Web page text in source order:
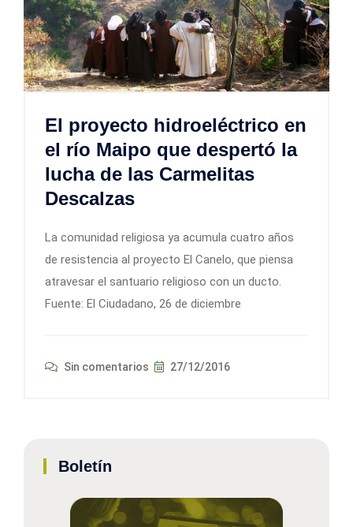
El proyecto hidroeléctrico en
el río Maipo que despertó la
lucha de las Carmelitas
Descalzas
La comunidad religiosa ya acumula cuatro años
de resistencia al proyecto El Canelo, que piensa
atravesar el santuario religioso con un ducto.
Fuente: El Ciudadano, 26 de diciembre
Sin comentarios 27/12/2016
Boletín